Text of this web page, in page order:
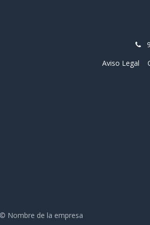
Aviso Legal
Nombre de la empresa